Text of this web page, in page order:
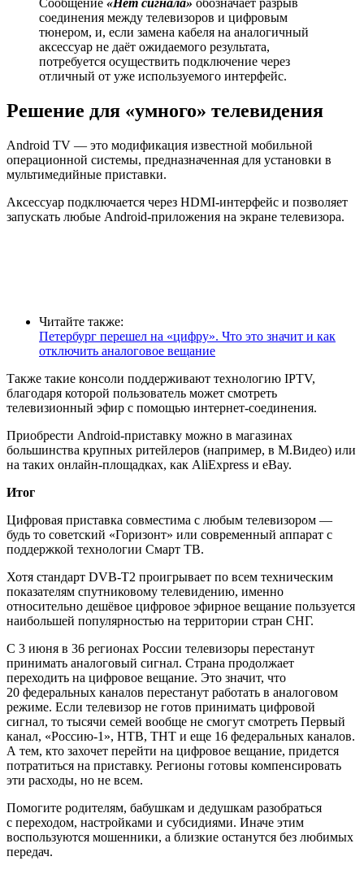
соединения между телевизоров и цифровым
тюнером, и, если замена кабеля на аналогичный
аксессуар не даёт ожидаемого результата,
потребуется осуществить подключение через
отличный от уже используемого интерфейс.
Решение для «умного» телевидения
Android TV — это модификация известной мобильной
операционной системы, предназначенная для установки в
мультимедийные приставки.
Аксессуар подключается через HDMI-интерфейс и позволяет
запускать любые Android-приложения на экране телевизора.
Читайте также:
Петербург перешел на «цифру». Что это значит и как
отключить аналоговое вещание
Также такие консоли поддерживают технологию IPTV,
благодаря которой пользователь может смотреть
телевизионный эфир с помощью интернет-соединения.
Приобрести Android-приставку можно в магазинах
большинства крупных ритейлеров (например, в М.Видео) или
на таких онлайн-площадках, как AliExpress и eBay.
Итог
Цифровая приставка совместима с любым телевизором —
будь то советский «Горизонт» или современный аппарат с
поддержкой технологии Смарт ТВ.
Хотя стандарт DVB-T2 проигрывает по всем техническим
показателям спутниковому телевидению, именно
относительно дешёвое цифровое эфирное вещание пользуется
наибольшей популярностью на территории стран СНГ.
С 3 июня в 36 регионах России телевизоры перестанут
принимать аналоговый сигнал. Страна продолжает
переходить на цифровое вещание. Это значит, что
20 федеральных каналов перестанут работать в аналоговом
режиме. Если телевизор не готов принимать цифровой
сигнал, то тысячи семей вообще не смогут смотреть Первый
канал, «Россию-1», НТВ, ТНТ и еще 16 федеральных каналов.
А тем, кто захочет перейти на цифровое вещание, придется
потратиться на приставку. Регионы готовы компенсировать
эти расходы, но не всем.
Помогите родителям, бабушкам и дедушкам разобраться
с переходом, настройками и субсидиями. Иначе этим
воспользуются мошенники, а близкие останутся без любимых
передач.